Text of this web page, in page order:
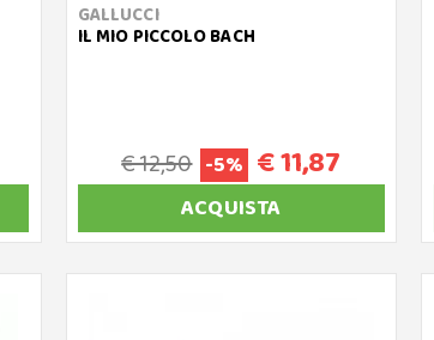
GALLUCCI
IL MIO PICCOLO BACH
€ 12,50 -5% € 11,87
ACQUISTA